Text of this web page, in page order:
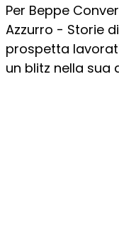
Per Beppe
Azzurro - Storie di
prospetta
un blitz nella sua